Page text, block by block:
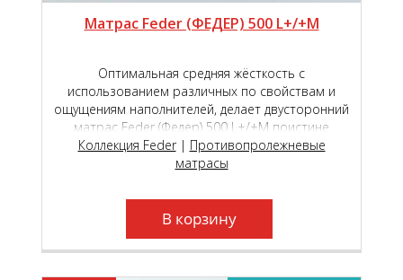
Матрас Feder (ФЕДЕР) 500 L+/+M
Оптимальная средняя жёсткость с
использованием различных по свойствам и
ощущениям наполнителей, делает двусторонний
матрас Feder (Федер) 500 L+/+М поистине
универсальной моделью, которая подойдёт как
молодым, так и пожилым людям.
Коллекция Feder| Противопролежневые
матрасы
В корзину